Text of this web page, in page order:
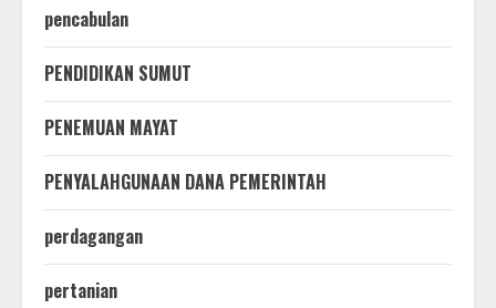
pencabulan
PENDIDIKAN SUMUT
PENEMUAN MAYAT
PENYALAHGUNAAN DANA PEMERINTAH
perdagangan
pertanian